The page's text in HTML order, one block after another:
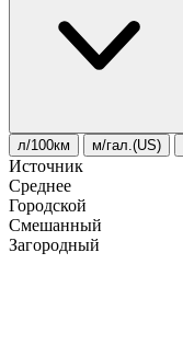
л/100км м/гал.(US)
Источник
Среднее
Городской
Смешанный
Загородный